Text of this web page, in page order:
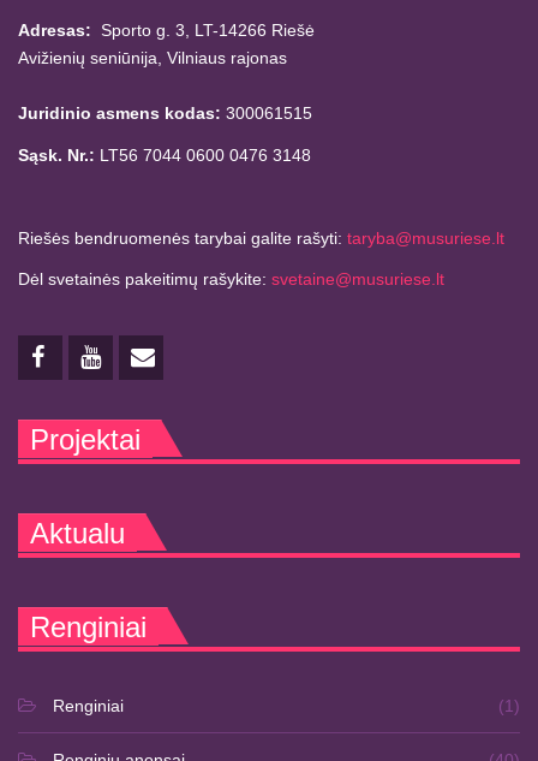
Adresas: Sporto g. 3, LT-14266 Riešė
Avižienių seniūnija, Vilniaus rajonas
Juridinio asmens kodas: 300061515
Sąsk. Nr.: LT56 7044 0600 0476 3148
Riešės bendruomenės tarybai galite rašyti: taryba@musuriese.lt
Dėl svetainės pakeitimų rašykite: svetaine@musuriese.lt
Projektai
Aktualu
Renginiai
Renginiai (1)